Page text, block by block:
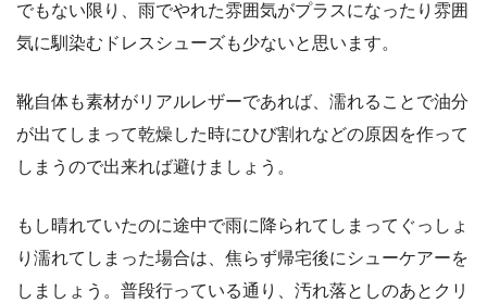
でもない限り、雨でやれた雰囲気がプラスになったり雰囲
気に馴染むドレスシューズも少ないと思います。
靴自体も素材がリアルレザーであれば、濡れることで油分
が出てしまって乾燥した時にひび割れなどの原因を作って
しまうので出来れば避けましょう。
もし晴れていたのに途中で雨に降られてしまってぐっしょ
り濡れてしまった場合は、焦らず帰宅後にシューケアーを
しましょう。普段行っている通り、汚れ落としのあとクリ